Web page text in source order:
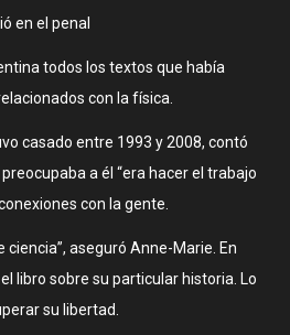
en el penal
todos los textos que había
con la física.
casado entre 1993 y 2008, contó
a él “era hacer el trabajo
con la gente.
ciencia”, aseguró Anne-Marie. En
libro sobre su particular historia. Lo
su libertad.